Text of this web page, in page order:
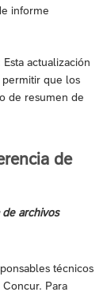
informe
actualización
que los
de resumen de
de
archivos
técnicos
Para